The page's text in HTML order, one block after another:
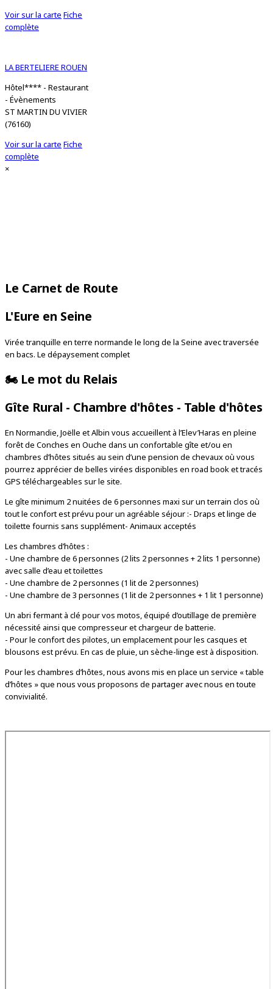
Voir sur la carte Fiche
complète
LA BERTELIERE ROUEN
Hôtel**** - Restaurant
- Évènements
ST MARTIN DU VIVIER
(76160)
Voir sur la carte Fiche
complète
×
Le Carnet de Route
L'Eure en Seine
Virée tranquille en terre normande le long de la Seine avec traversée
en bacs. Le dépaysement complet
🏍️Le mot du Relais
Gîte Rural - Chambre d'hôtes - Table d'hôtes
En Normandie, Joëlle et Albin vous accueillent à l’Elev’Haras en pleine
forêt de Conches en Ouche dans un confortable gîte et/ou en
chambres d’hôtes situés au sein d’une pension de chevaux où vous
pourrez apprécier de belles virées disponibles en road book et tracés
GPS téléchargeables sur le site.
Le gîte minimum 2 nuitées de 6 personnes maxi sur un terrain clos où
tout le confort est prévu pour un agréable séjour :- Draps et linge de
toilette fournis sans supplément- Animaux acceptés
Les chambres d’hôtes :
- Une chambre de 6 personnes (2 lits 2 personnes + 2 lits 1 personne)
avec salle d’eau et toilettes
- Une chambre de 2 personnes (1 lit de 2 personnes)
- Une chambre de 3 personnes (1 lit de 2 personnes + 1 lit 1 personne)
Un abri fermant à clé pour vos motos, équipé d’outillage de première
nécessité ainsi que compresseur et chargeur de batterie.
- Pour le confort des pilotes, un emplacement pour les casques et
blousons est prévu. En cas de pluie, un sèche-linge est à disposition.
Pour les chambres d’hôtes, nous avons mis en place un service « table
d’hôtes » que nous vous proposons de partager avec nous en toute
convivialité.